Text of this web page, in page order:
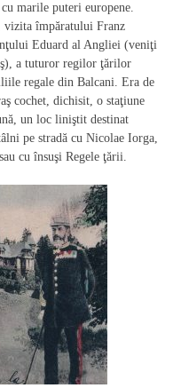
marile puteri europene.
vizita împăratului Franz
Eduard al Angliei (veniţi
a tuturor regilor ţărilor
regale din Balcani. Era de
cochet, dichisit, o staţiune
un loc liniştit destinat
pe stradă cu Nicolae Iorga,
cu însuşi Regele ţării.